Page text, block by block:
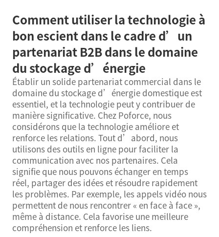
Comment utiliser la technologie à
bon escient dans le cadre d’un
partenariat B2B dans le domaine
du stockage d’énergie
Établir un solide partenariat commercial dans le
domaine du stockage d’énergie domestique est
essentiel, et la technologie peut y contribuer de
manière significative. Chez Poforce, nous
considérons que la technologie améliore et
renforce les relations. Tout d’abord, nous
utilisons des outils en ligne pour faciliter la
communication avec nos partenaires. Cela
signifie que nous pouvons échanger en temps
réel, partager des idées et résoudre rapidement
les problèmes. Par exemple, les appels vidéo nous
permettent de nous rencontrer « en face à face »,
même à distance. Cela favorise une meilleure
compréhension et renforce les liens.